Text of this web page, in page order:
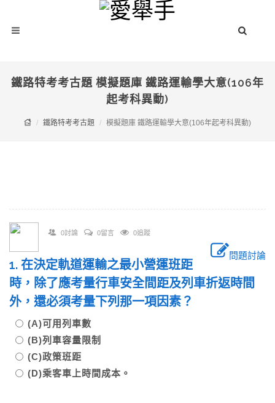
鐵路特考考古題 模擬題庫 鐵路運輸學大意(106年
起考科異動)
鐵路特考考古題 模擬題庫 鐵路運輸學大意(106年起考科異動)
0討論 0留言 0追蹤
問題討論
1. 在決定軌道運輸之最小營運班距
時，除了應考量行車安全間距及列車折返時間
外，還必須考量下列那一項因素？
(A)可用列車數
(B)列車容量限制
(C)政策班距
(D)乘客車上時間成本。